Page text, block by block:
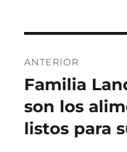
de
entradas
ANTERIOR
Entrada
anterior:
Familia
son los
listos para